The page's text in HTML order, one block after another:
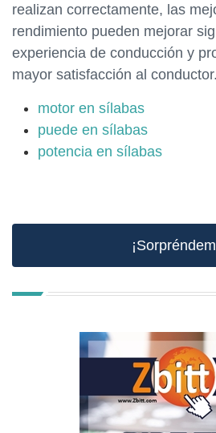
realizan correctamente, las
rendimiento pueden mejorar
experiencia de conducción y
mayor satisfacción al conductor.
motor en sílabas
puede en sílabas
potencia en sílabas